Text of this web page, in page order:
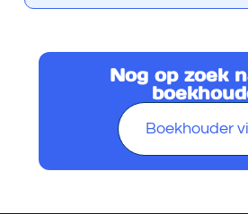
t
n
Nog op zoek
Boekhouder